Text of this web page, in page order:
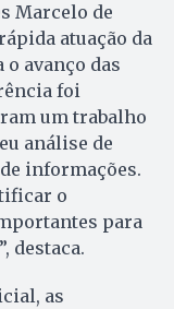
Marcelo de
atuação da
avanço das
foi
um trabalho
análise de
informações.
o
para
destaca.
as